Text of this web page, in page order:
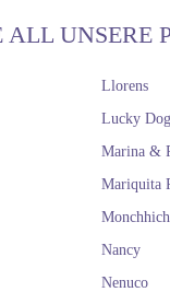
ALL UNSERE
Llorens
Lucky
Marina &
Mariquita
Nancy
Nenuco